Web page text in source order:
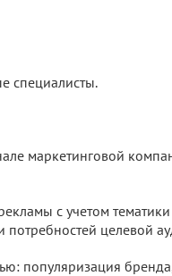
специалисты.
маркетинговой
с учетом
потребностей целевой
популяризация